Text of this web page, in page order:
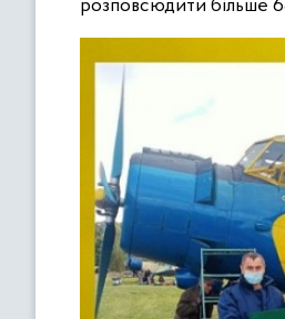
розповсюдити більше